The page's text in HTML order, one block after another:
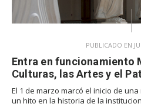
PUBLICADO EN
Entra en funcionamiento
Culturas, las Artes y el
El 1 de marzo marcó el inicio de
un hito en la historia de la